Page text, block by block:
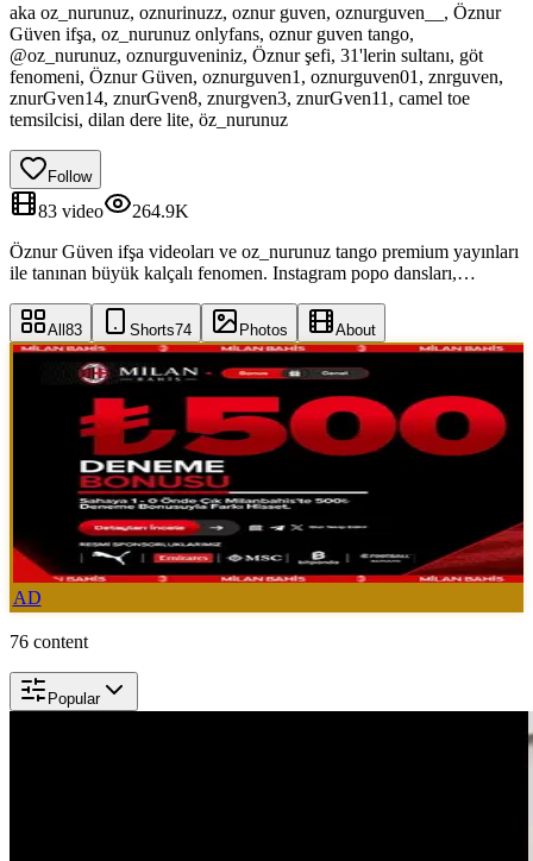
aka oz_nurunuz, oznurinuzz, oznur guven, oznurguven__, Öznur
Güven ifşa, oz_nurunuz onlyfans, oznur guven tango,
@oz_nurunuz, oznurguveniniz, Öznur şefi, 31'lerin sultanı, göt
fenomeni, Öznur Güven, oznurguven1, oznurguven01, znrguven,
znurGven14, znurGven8, znurgven3, znurGven11, camel toe
temsilcisi, dilan dere lite, öz_nurunuz
Follow
83 video
264.9K
Öznur Güven ifşa videoları ve oz_nurunuz tango premium yayınları
ile tanınan büyük kalçalı fenomen. Instagram popo dansları,
All 83 Shorts74 Photos About
AD
76 content
Popular